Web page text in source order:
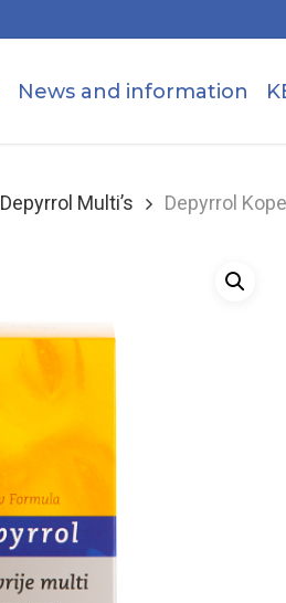
News and information
Depyrrol Multi’s Depyrrol